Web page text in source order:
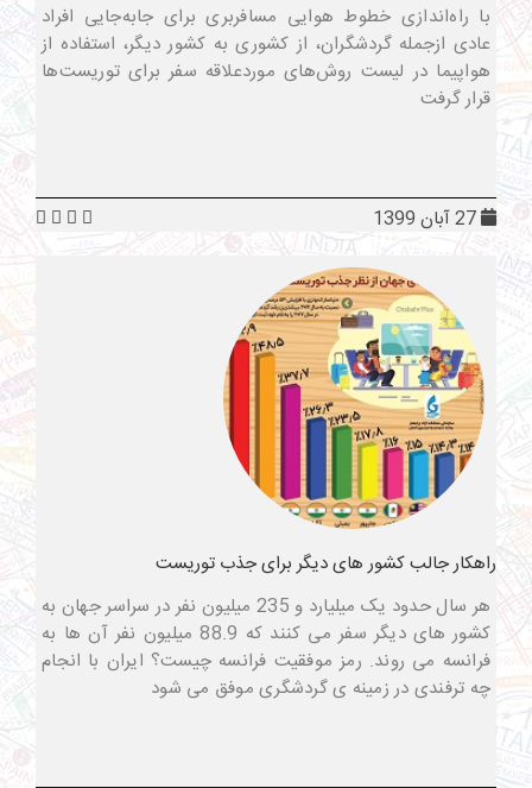
با راه‌اندازی خطوط هوایی مسافربری برای جابه‌جایی افراد
عادی ازجمله گردشگران، از کشوری به کشور دیگر، استفاده از
هواپیما در لیست روش‌های موردعلاقه سفر برای توریست‌ها
قرار گرفت
راهکار جالب کشور های دیگر برای جذب توریست
هر سال حدود یک میلیارد و 235 میلیون نفر در سراسر جهان به
کشور های دیگر سفر می کنند که 88.9 میلیون نفر آن ها به
فرانسه می روند. رمز موفقیت فرانسه چیست؟ ایران با انجام
چه ترفندی در زمینه ی گردشگری موفق می شود